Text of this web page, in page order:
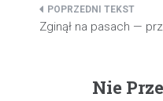
Nawigacja
Zginął na pasach —
Nie